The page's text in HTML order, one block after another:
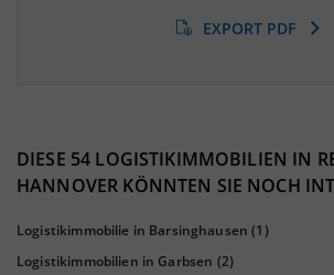
EXPORT PDF
DIESE 54 LOGISTIKIMMOBILIEN IN
HANNOVER KÖNNTEN SIE NOCH
Logistikimmobilie in Barsinghausen (1)
Logistikimmobilien in Garbsen (2)